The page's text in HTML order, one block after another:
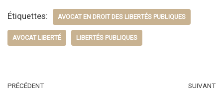
Étiquettes: AVOCAT EN DROIT DES LIBERTÉS PUBLIQUES
AVOCAT LIBERTÉ LIBERTÉS PUBLIQUES
PRÉCÉDENT SUIVANT